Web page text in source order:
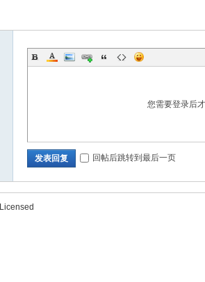
您需要登录后
发表回复 回帖后跳转到最后一页
Licensed